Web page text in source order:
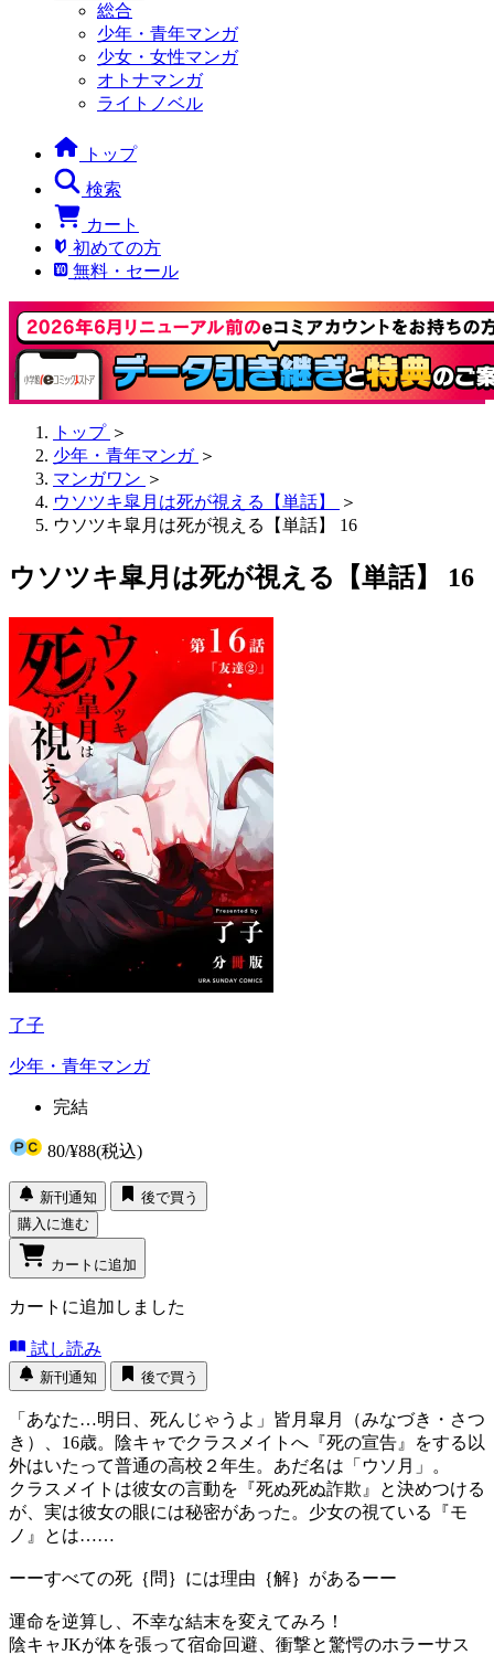
総合
少年・青年マンガ
少女・女性マンガ
オトナマンガ
ライトノベル
トップ
検索
カート
初めての方
無料・セール
トップ ＞
少年・青年マンガ ＞
マンガワン ＞
ウソツキ皐月は死が視える【単話】
＞
ウソツキ皐月は死が視える【単話】 16
ウソツキ皐月は死が視える【単話】 16
了子
少年・青年マンガ
完結
80/¥88(税込)
新刊通知
後で買う
購入に進む
カートに追加
カートに追加しました
試し読み
新刊通知 後で買う
「あなた…明日、死んじゃうよ」皆月皐月（みなづき・さつ
き）、16歳。陰キャでクラスメイトへ『死の宣告』をする以
外はいたって普通の高校２年生。あだ名は「ウソ月」。
クラスメイトは彼女の言動を『死ぬ死ぬ詐欺』と決めつける
が、実は彼女の眼には秘密があった。少女の視ている『モ
ノ』とは……
ーーすべての死｛問｝には理由｛解｝があるーー
運命を逆算し、不幸な結末を変えてみろ！
陰キャJKが体を張って宿命回避、衝撃と驚愕のホラーサス